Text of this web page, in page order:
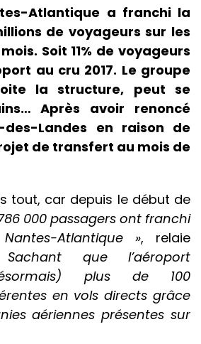
Atlantique a franchi la
de voyageurs sur les
Soit 11% de voyageurs
au cru 2017. Le groupe
la structure, peut se
Après avoir renoncé
des-Landes en raison de
de transfert au mois de
tout, car depuis le début de
000 passagers ont franchi
Atlantique », relaie
Sachant que l’aéroport
plus de 100
en vols directs grâce
aériennes présentes sur